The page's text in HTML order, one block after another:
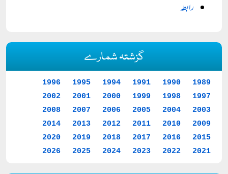
رابطہ
گزشتہ شمارے
1989
1990
1991
1994
1995
1996
1997
1998
1999
2000
2001
2002
2003
2004
2005
2006
2007
2008
2009
2010
2011
2012
2013
2014
2015
2016
2017
2018
2019
2020
2021
2022
2023
2024
2025
2026